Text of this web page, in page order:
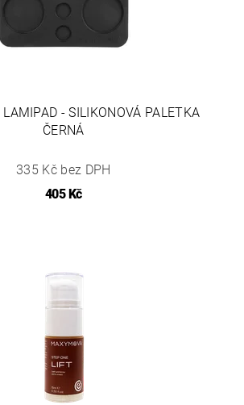
- SILIKONOVÁ PALETKA
ČERNÁ
335 Kč bez DPH
405 Kč